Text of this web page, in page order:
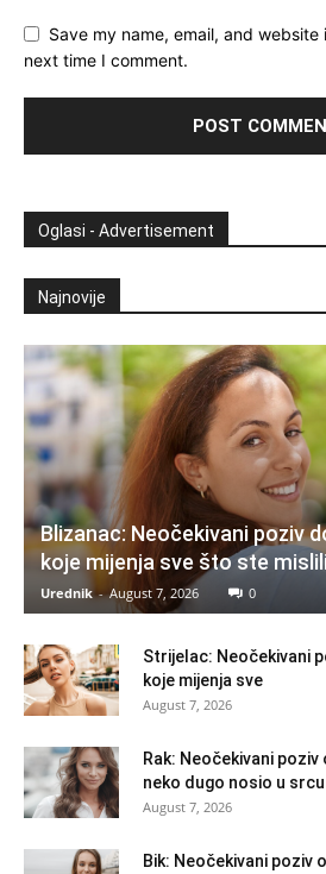
Save my name, email, and
next time I comment.
Oglasi - Advertisement
Najnovije
Blizanac: Neočekivani poziv
koje mijenja sve što ste
Urednik - August 7, 2026 0
Strijelac: Neočekivani
koje mijenja sve
August 7, 2026
Rak: Neočekivani
neko dugo nosio u srcu
August 7, 2026
Bik: Neočekivani poziv